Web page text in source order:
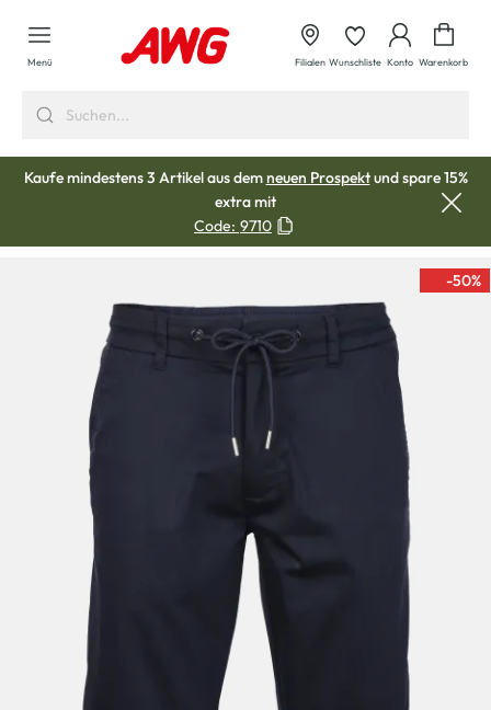
springen
Menü Filialen Wunschliste Konto Warenkorb
Kaufe mindestens 3 Artikel aus demneuen Prospektund spare 15%
extra mit
Code: 9710
-50%